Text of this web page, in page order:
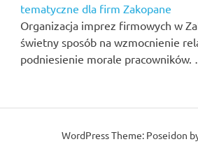
tematyczne dla firm Zakopane
Organizacja imprez firmowych w
świetny sposób na wzmocnienie
podniesienie morale pracowników. …
WordPress Theme: Poseidon